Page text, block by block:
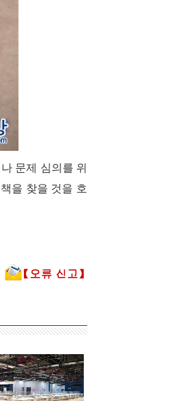
문제 심의를 위
을 찾을 것을 호